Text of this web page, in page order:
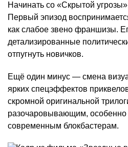
Начинать со «Скрытой
Первый эпизод
как слабое звено франшизы.
детализированные
отпугнуть новичков.
Ещё один минус — смена
ярких спецэффектов
скромной оригинальной
разочаровывающим, особенно
современным блокбастерам.